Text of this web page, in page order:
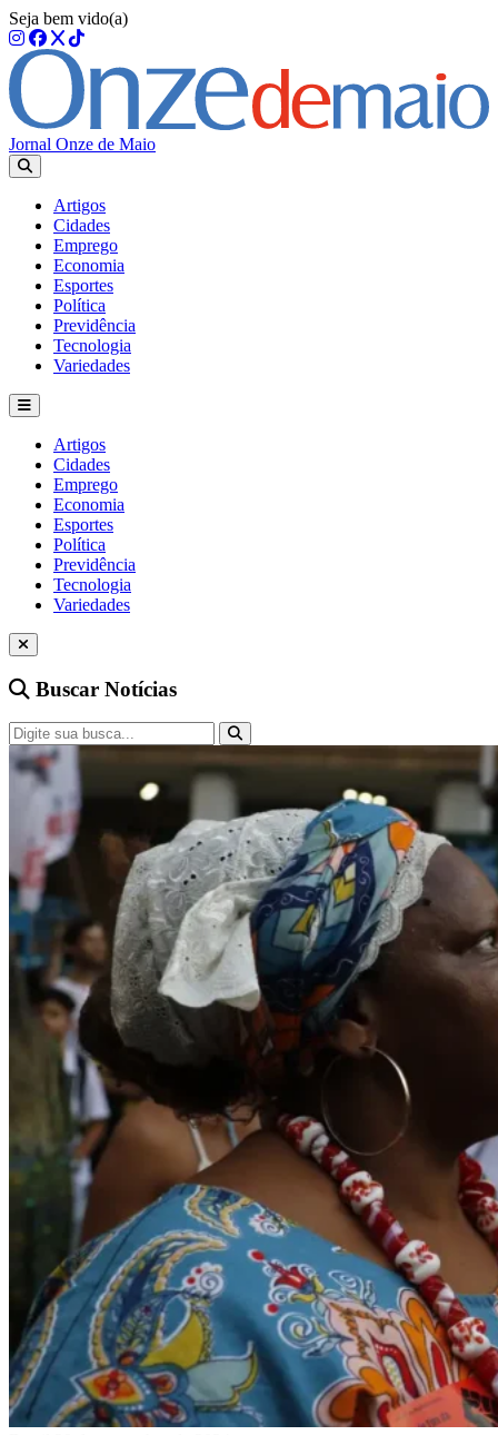
Seja bem vido(a)
Jornal Onze de Maio
Artigos
Cidades
Emprego
Economia
Esportes
Política
Previdência
Tecnologia
Variedades
Artigos
Cidades
Emprego
Economia
Esportes
Política
Previdência
Tecnologia
Variedades
Buscar Notícias